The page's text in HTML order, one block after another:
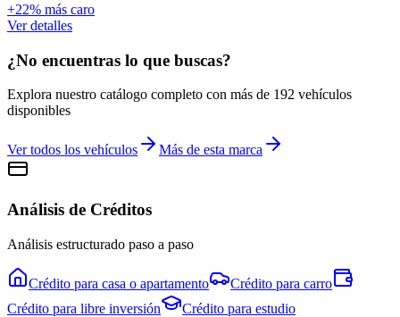
+22% más caro
Ver detalles
¿No encuentras lo que buscas?
Explora nuestro catálogo completo con más de 192 vehículos
disponibles
Ver todos los vehículos Más de esta marca
Análisis de Créditos
Análisis estructurado paso a paso
Crédito para casa o apartamento Crédito para carro
Crédito para libre inversión Crédito para estudio